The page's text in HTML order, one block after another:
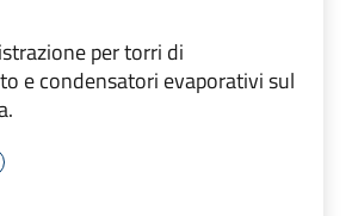
per torri di
e condensatori evaporativi sul